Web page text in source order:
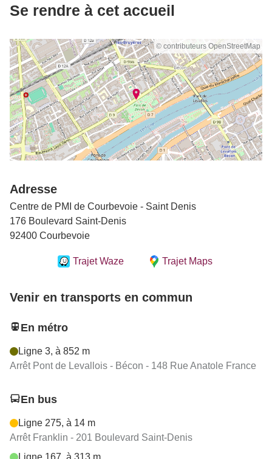
Se rendre à cet accueil
© contributeurs OpenStreetMap
Adresse
Centre de PMI de Courbevoie - Saint Denis
176 Boulevard Saint-Denis
92400 Courbevoie
Trajet Waze Trajet Maps
Venir en transports en commun
En métro
Ligne 3, à 852 m
Arrêt Pont de Levallois - Bécon - 148 Rue Anatole France
En bus
Ligne 275, à 14 m
Arrêt Franklin - 201 Boulevard Saint-Denis
Ligne 167, à 313 m